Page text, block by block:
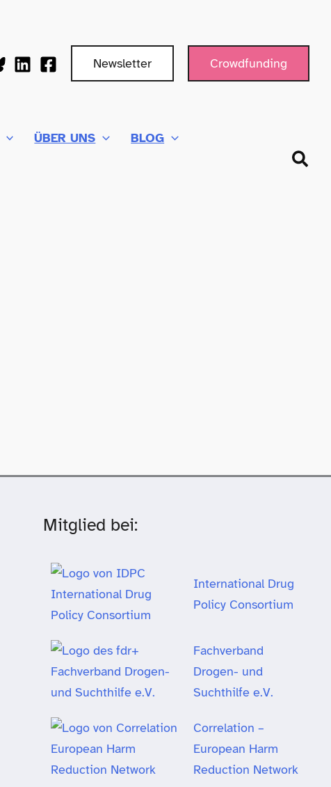
Newsletter Crowdfunding
ÜBER UNS BLOG
Mitglied bei:
International Drug
Policy Consortium
Fachverband
Drogen- und
Suchthilfe e.V.
Correlation –
European Harm
Reduction Network